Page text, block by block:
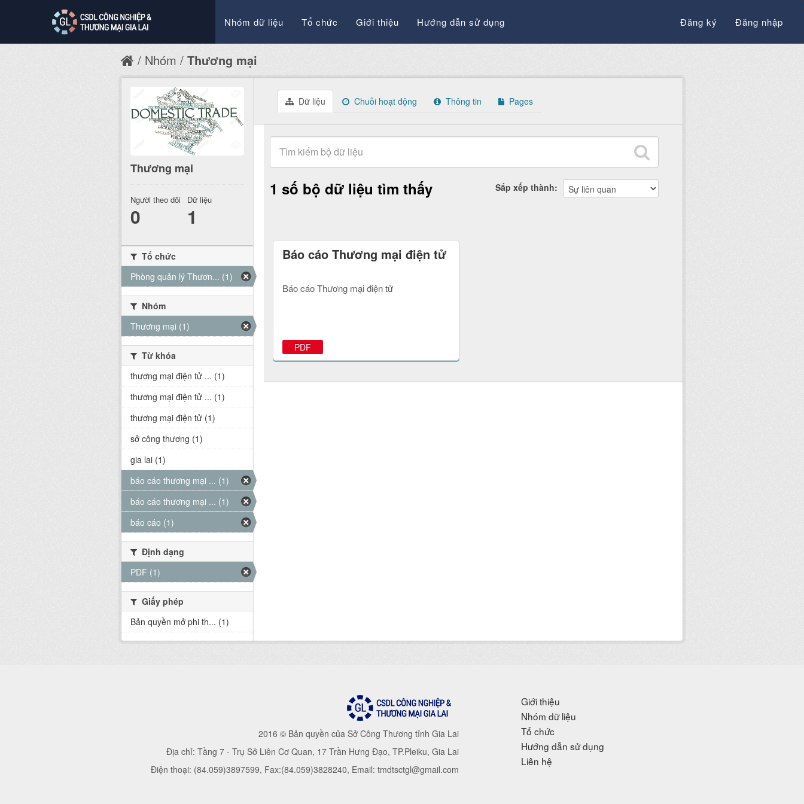
Nhóm dữ liệu Tổ chức Giới thiệu Hướng dẫn sử dụng Đăng ký Đăng nhập
Nhóm Thương mại
Dữ liệu Chuỗi hoạt động Thông tin Pages
Sắp xếp thành
1 số bộ dữ liệu tìm thấy
Báo cáo Thương mại điện tử
Báo cáo Thương mại điện tử
PDF
Thương mại
Người theo dõi
0
Dữ liệu
1
Tổ chức
Phòng quản lý Thươn... (1)
Nhóm
Thương mại (1)
Từ khóa
thương mại điện tử ... (1)
thương mại điện tử ... (1)
thương mại điện tử (1)
sở công thương (1)
gia lai (1)
báo cáo thương mại ... (1)
báo cáo thương mại ... (1)
báo cáo (1)
Định dạng
PDF (1)
Giấy phép
Bản quyền mở phi th... (1)
2016 © Bản quyền của Sở Công Thương tỉnh Gia Lai
Địa chỉ: Tầng 7 - Trụ Sở Liên Cơ Quan, 17 Trần Hưng Đạo, TP.Pleiku, Gia Lai
Điện thoại: (84.059)3897599, Fax:(84.059)3828240, Email: tmdtsctgl@gmail.com
Giới thiệu
Nhóm dữ liệu
Tổ chức
Hướng dẫn sử dụng
Liên hệ